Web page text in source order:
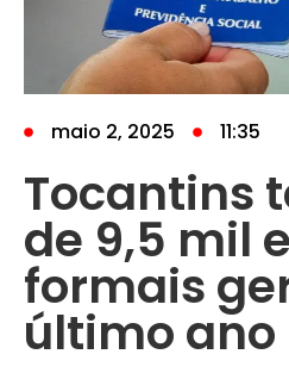
maio 2, 2025 11:35
Tocantins
de 9,5 mil
formais
último ano